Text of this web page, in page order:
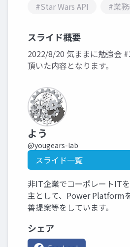
#Star Wars API
#業
スライド概要
2022/8/20 気ままに勉強会
頂いた内容となります。
よう
@yougears-lab
スライド一覧
非IT企業でコーポレートIT
主として、Power Platform
善提案等をしています。
シェア